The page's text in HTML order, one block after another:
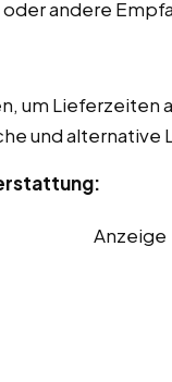
andere
um
und
Anzeige